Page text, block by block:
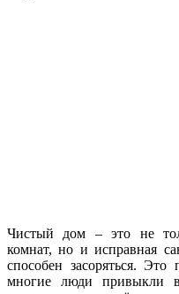
Чистый дом – это не
комнат, но и исправная
способен засоряться.
многие люди привыкли в